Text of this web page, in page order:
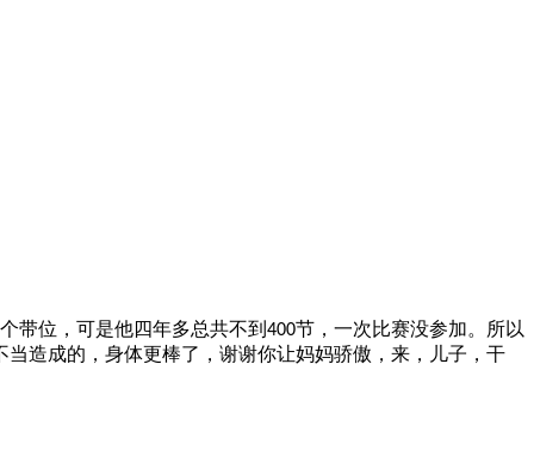
带位，可是他四年多总共不到 400节，一次比赛没参加。所以
当造成的，身体更棒了，谢谢你让妈妈骄傲，来，儿子，干